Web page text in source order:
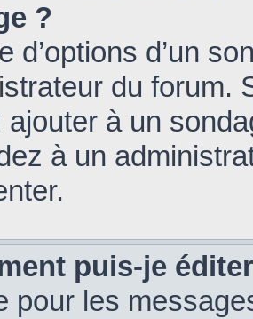
?
d’options d’un
du forum.
ajouter à un
à un
puis-je
pour les